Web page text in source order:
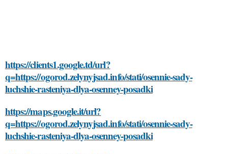
https://clients1.google.td/url?
q=https://ogorod.zelynyjsad.info/stati/osennie-sady-
luchshie-rasteniya-dlya-osenney-posadki
https://maps.google.it/url?
q=https://ogorod.zelynyjsad.info/stati/osennie-sady-
luchshie-rasteniya-dlya-osenney-posadki